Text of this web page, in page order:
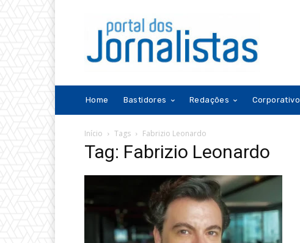
Home Bastidores Redações Corporativo
Início Tags Fabrizio Leonardo
Tag: Fabrizio Leonardo